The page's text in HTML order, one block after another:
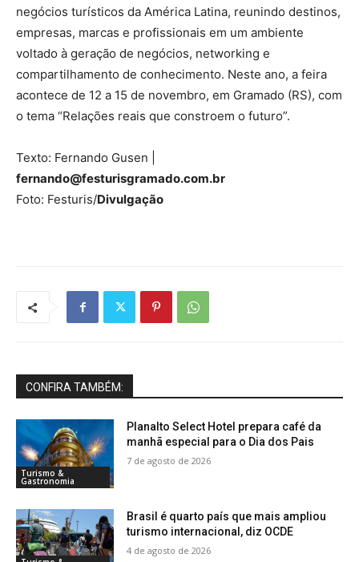
negócios turísticos da América Latina, reunindo destinos,
empresas, marcas e profissionais em um ambiente
voltado à geração de negócios, networking e
compartilhamento de conhecimento. Neste ano, a feira
acontece de 12 a 15 de novembro, em Gramado (RS), com
o tema “Relações reais que constroem o futuro”.
Texto: Fernando Gusen |
fernando@festurisgramado.com.br
Foto: Festuris/Divulgação
CONFIRA TAMBÉM:
Turismo &
Gastronomia
Planalto Select Hotel prepara café da
manhã especial para o Dia dos Pais
7 de agosto de 2026
Brasil é quarto país que mais ampliou
turismo internacional, diz OCDE
4 de agosto de 2026